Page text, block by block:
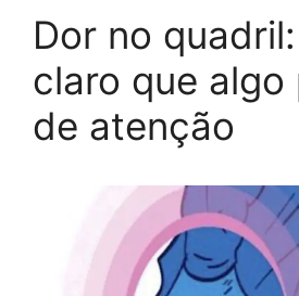
Dor no
claro que algo
de atenção